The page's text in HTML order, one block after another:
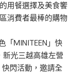
用餐選擇及美食饗
消費者最棒的購物
「 MINITEEN 」快
新光三越高雄左營
快閃活動，邀請全